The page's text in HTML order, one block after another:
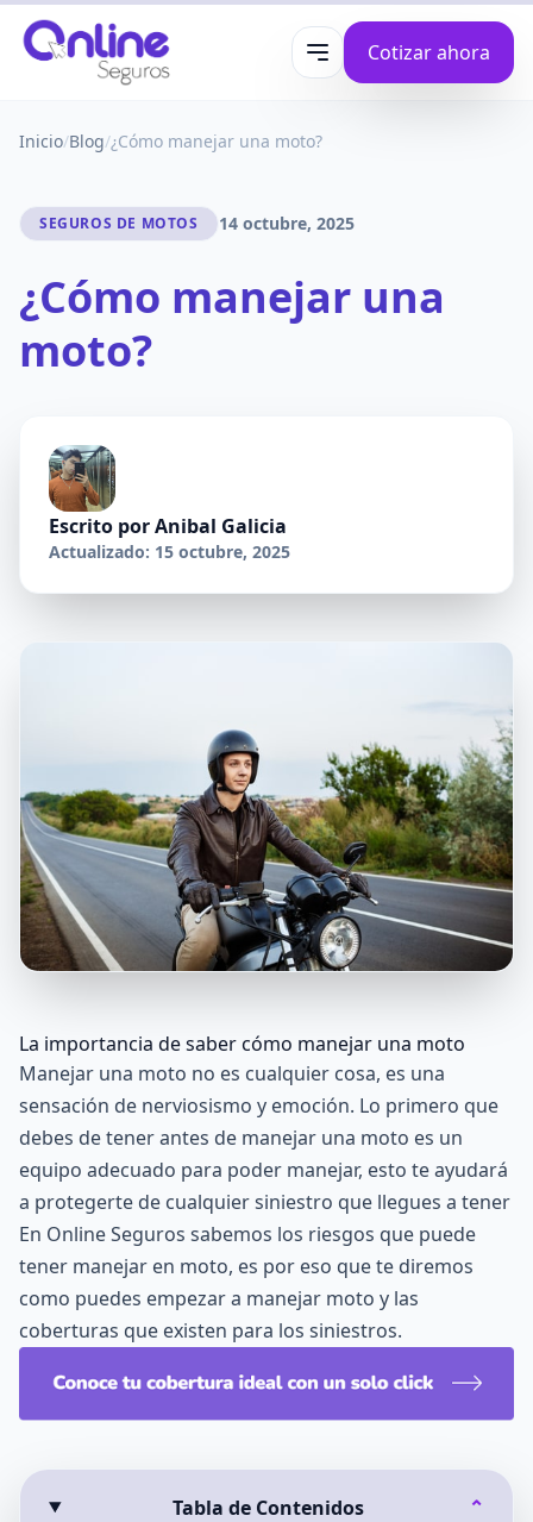
Abrir menúCotizar ahora
Inicio/Blog/¿Cómo manejar una moto?
SEGUROS DE MOTOS 14 octubre, 2025
¿Cómo manejar una
moto?
Escrito porAnibal Galicia
Actualizado: 15 octubre, 2025
La importancia de saber cómo manejar una moto
Manejar una moto no es cualquier cosa, es una
sensación de nerviosismo y emoción. Lo primero que
debes de tener antes de manejar una moto es un
equipo adecuado para poder manejar, esto te ayudará
a protegerte de cualquier siniestro que llegues a tener
En Online Seguros sabemos los riesgos que puede
tener manejar en moto, es por eso que te diremos
como puedes empezar a manejar moto y las
coberturas que existen para los siniestros.
Tabla de Contenidos ⌄